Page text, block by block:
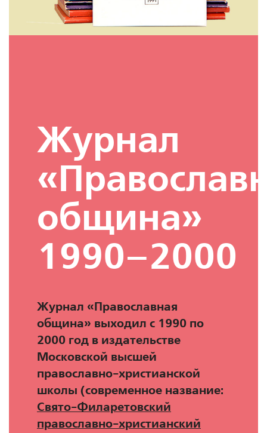
Журнал
община»
1990–2000
Журнал «Православная
община» выходил с 1990 по
2000 год в издательстве
Московской высшей
православно-христианской
школы (современное название:
Свято-Филаретовский
православно-христианский